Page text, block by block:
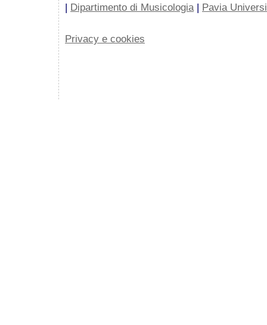
| Dipartimento di Musicologia | Pavia
Privacy e cookies